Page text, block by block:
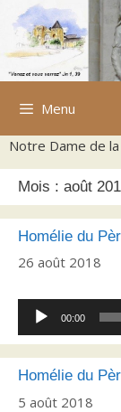
Aller
contenu
Menu
Notre Dame de
Mois : août
Homélie du
26 août 2018
Lecteur
audio
00:00
Homélie du
5 août 2018